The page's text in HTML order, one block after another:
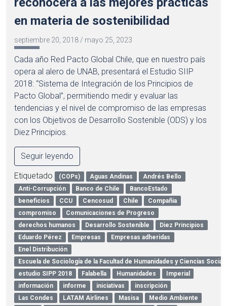
en materia de sostenibilidad
septiembre 20, 2018 / mayo 25, 2023
Cada año Red Pacto Global Chile, que en nuestro país
opera al alero de UNAB, presentará el Estudio SIIP
2018: “Sistema de Integración de los Principios de
Pacto Global”, permitiendo medir y evaluar las
tendencias y el nivel de compromiso de las empresas
con los Objetivos de Desarrollo Sostenible (ODS) y los
Diez Principios.
Seguir leyendo
Etiquetado (COPs) Aguas Andinas
Andrés Bello
Anti-Corrupción
Banco de Chile
BancoEstado
beneficios
CCU Cencosud Chile
Compañia
compromiso
Comunicaciones de Progreso
derechos humanos
Desarrollo Sostenible
Diez Principios
Eduardo Pérez
Empresas
Empresas adheridas
Enel Distribución
Escuela de Sociología de la Facultad de Humanidades y Ciencias
estudio SIPP 2018
Falabella Humanidades
Imperial
información
informe iniciativas
inscripción
Las Condes
LATAM Airlines Masisa
Medio Ambiente